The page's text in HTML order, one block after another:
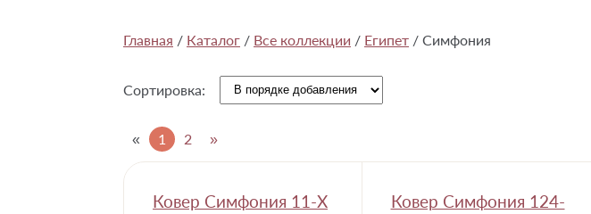
Главная / Каталог / Все коллекции / Египет / Симфония
Сортировка:
« 1 2 »
Ковер Симфония 11-X
Ковер Симфония 124-